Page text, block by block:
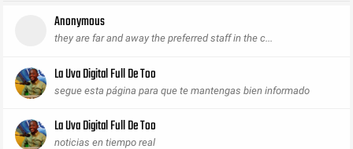
Anonymous
they are far and away the preferred staff in the c...
La Uva Digital Full De Too
segue esta página para que te mantengas bien informado
La Uva Digital Full De Too
noticias en tiempo real